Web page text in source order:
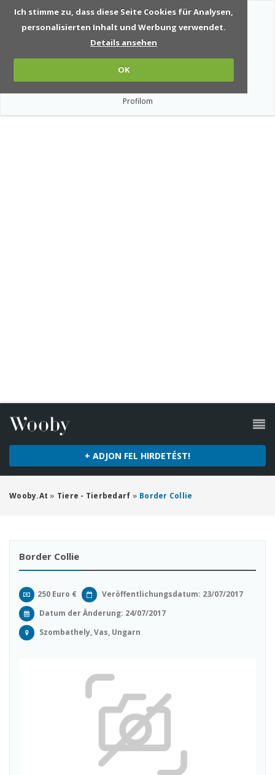
Ich stimme zu, dass diese Seite Cookies für Analysen,
personalisierten Inhalt und Werbung verwendet.
Details ansehen
OK
Profilom
+ ADJON FEL HIRDETÉST!
Wooby.at » Tiere - Tierbedarf » Border Collie
Border Collie
250 Euro €
Veröffentlichungsdatum: 23/07/2017
Datum der Änderung: 24/07/2017
Szombathely, Vas, Ungarn